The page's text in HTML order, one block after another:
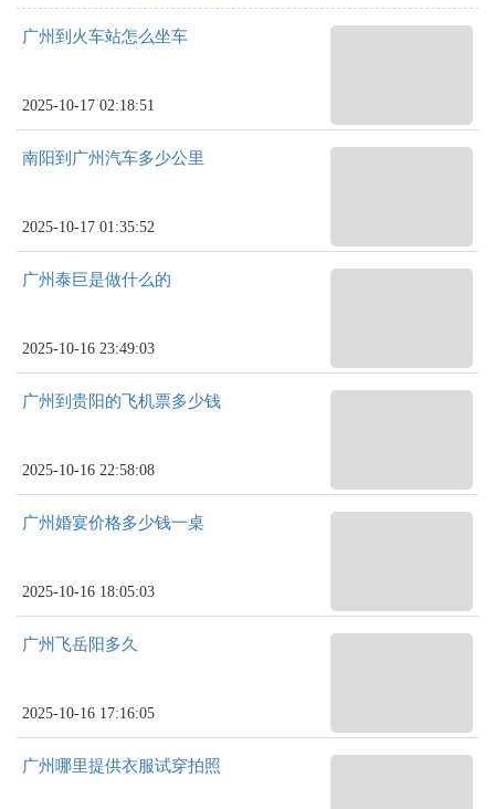
广州到火车站怎么坐车
2025-10-17 02:18:51
南阳到广州汽车多少公里
2025-10-17 01:35:52
广州泰巨是做什么的
2025-10-16 23:49:03
广州到贵阳的飞机票多少钱
2025-10-16 22:58:08
广州婚宴价格多少钱一桌
2025-10-16 18:05:03
广州飞岳阳多久
2025-10-16 17:16:05
广州哪里提供衣服试穿拍照